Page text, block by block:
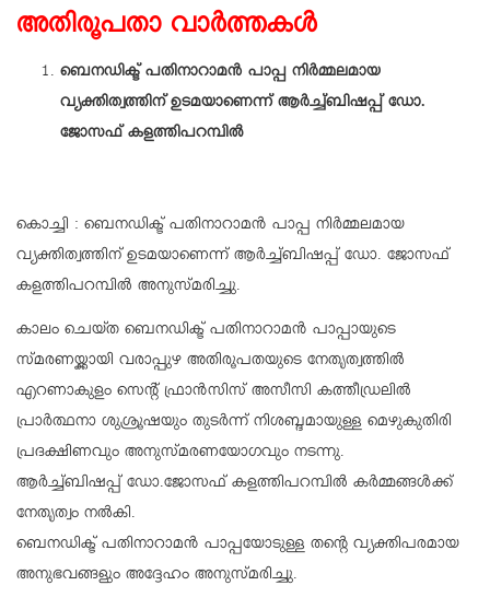
അതിരൂപതാ വാർത്തകൾ
ബെനഡിക്ട് പതിനാറാമൻ പാപ്പ നിർമ്മലമായ
വ്യക്തിത്വത്തിന് ഉടമയാണെന്ന് ആർച്ച്ബിഷപ്പ് ഡോ.
ജോസഫ് കളത്തിപറമ്പിൽ
കൊച്ചി : ബെനഡിക്ട് പതിനാറാമൻ പാപ്പ നിർമ്മലമായ
വ്യക്തിത്വത്തിന് ഉടമയാണെന്ന് ആർച്ച്ബിഷപ്പ് ഡോ. ജോസഫ്
കളത്തിപറമ്പിൽ അനുസ്മരിച്ചു.
കാലം ചെയ്ത ബെനഡിക്ട് പതിനാറാമൻ പാപ്പായുടെ
സ്മരണയ്ക്കായി വരാപ്പുഴ അതിരൂപതയുടെ നേതൃത്വത്തിൽ
എറണാകുളം സെന്റ് ഫ്രാൻസിസ് അസീസി കത്തീഡ്രലിൽ
പ്രാർത്ഥനാ ശുശ്രൂഷയും തുടർന്ന് നിശബ്ദമായുള്ള മെഴുകുതിരി
പ്രദക്ഷിണവും അനുസ്മരണയോഗവും നടന്നു.
ആർച്ച്ബിഷപ്പ് ഡോ.ജോസഫ് കളത്തിപറമ്പിൽ കർമ്മങ്ങൾക്ക്
നേതൃത്വം നൽകി.
ബെനഡിക്ട് പതിനാറാമൻ പാപ്പയോടുള്ള തന്റെ വ്യക്തിപരമായ
അനുഭവങ്ങളും അദ്ദേഹം അനുസ്മരിച്ചു.